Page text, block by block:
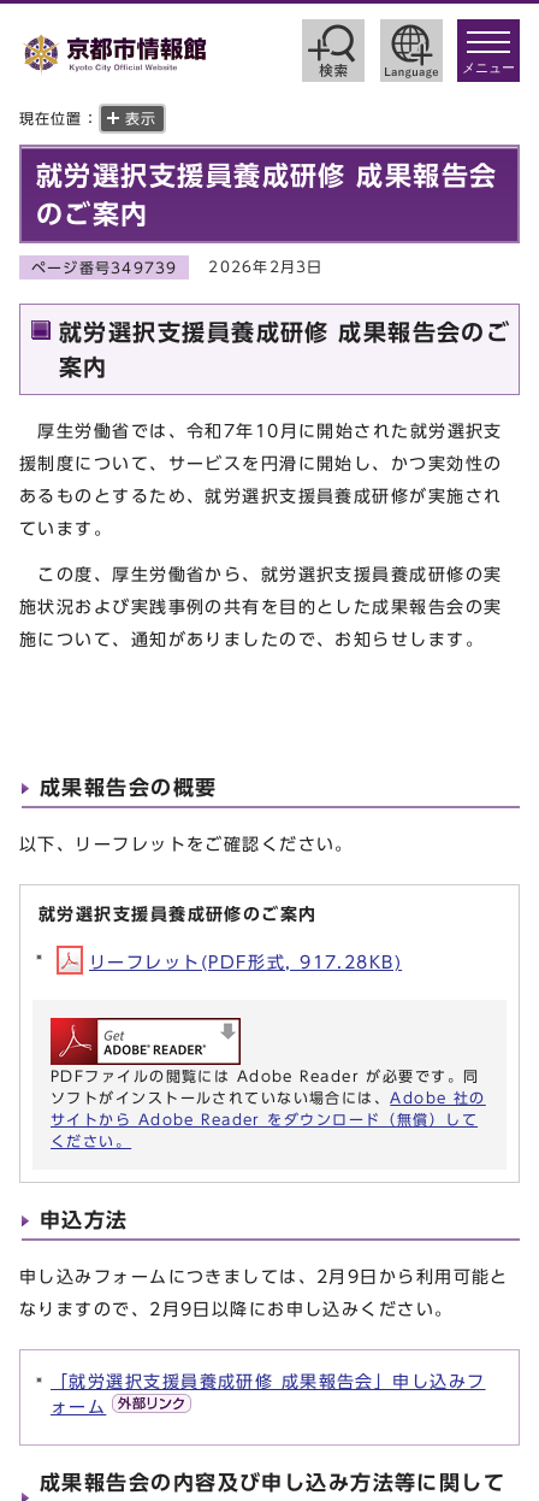
toggle
メニュー
現在位置： 表示
就労選択支援員養成研修 成果報告会
のご案内
ページ番号349739 2026年2月3日
就労選択支援員養成研修 成果報告会のご
案内
厚生労働省では、令和7年10月に開始された就労選択支
援制度について、サービスを円滑に開始し、かつ実効性の
あるものとするため、就労選択支援員養成研修が実施され
ています。
この度、厚生労働省から、就労選択支援員養成研修の実
施状況および実践事例の共有を目的とした成果報告会の実
施について、通知がありましたので、お知らせします。
成果報告会の概要
以下、リーフレットをご確認ください。
就労選択支援員養成研修のご案内
リーフレット(PDF形式, 917.28KB)
PDFファイルの閲覧には Adobe Reader が必要です。同
ソフトがインストールされていない場合には、 Adobe 社の
サイトから Adobe Reader をダウンロード（無償）して
ください。
申込方法
申し込みフォームにつきましては、2月9日から利用可能と
なりますので、2月9日以降にお申し込みください。
「就労選択支援員養成研修 成果報告会」申し込みフ
ォーム
成果報告会の内容及び申し込み方法等に関して